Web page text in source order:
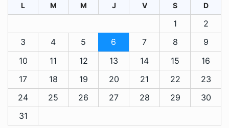
L M M J V S D
1
2
3
4 5 6 7 8
9
10
11 12 13 14 15
16
17
18 19 20 21 22
23
24
25 26 27 28 29
30
31